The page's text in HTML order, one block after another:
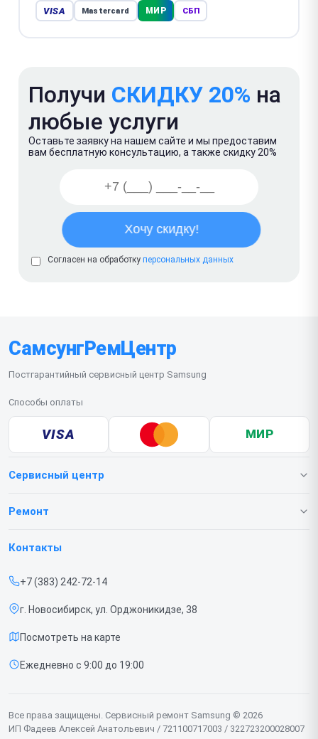
VISA Mastercard МИР СБП
Получи СКИДКУ 20% на
любые услуги
Оставьте заявку на нашем сайте и мы предоставим
вам бесплатную консультацию, а также скидку 20%
Согласен на обработку персональных данных
СамсунгРемЦентр
Постгарантийный сервисный центр Samsung
Способы оплаты
VISA МИР
Сервисный центр
О нашем сервисе
Срочный ремонт
Доставка и способы оплаты
Диагностика
Контакты
Ремонт
Телефонов
Принтеров
Контакты
+7 (383) 242-72-14
г. Новосибирск, ул. Орджоникидзе, 38
Посмотреть на карте
Ежедневно с 9:00 до 19:00
Все права защищены. Сервисный ремонт Samsung © 2026
ИП Фадеев Алексей Анатольевич / 721100717003 / 322723200028007